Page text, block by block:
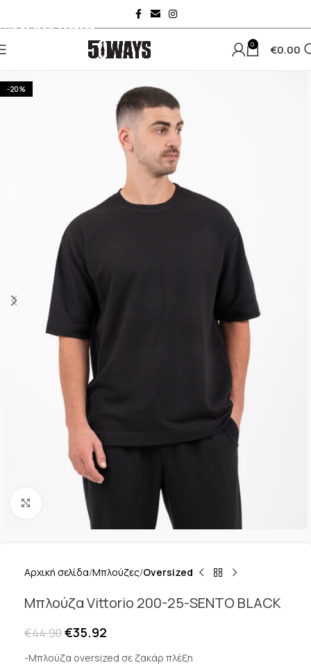
Skip to main content
0 €0.00
-20%
Κλικ για μεγέθυνση
Αρχική σελίδα Μπλούζες Oversized
Μπλούζα Vittorio 200-25-SENTO BLACK
€44.90€35.92
-Μπλούζα oversized σε ζακάρ πλέξη